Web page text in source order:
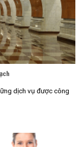
dịch vụ được công